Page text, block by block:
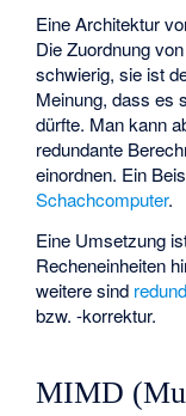
Eine Architektur
Die Zuordnung
schwierig, sie ist
Meinung, dass es
dürfte. Man kann
redundante
einordnen. Ein
Schachcomputer.
Eine Umsetzung
Recheneinheiten
weitere sind
bzw. -korrektur.
MIMD